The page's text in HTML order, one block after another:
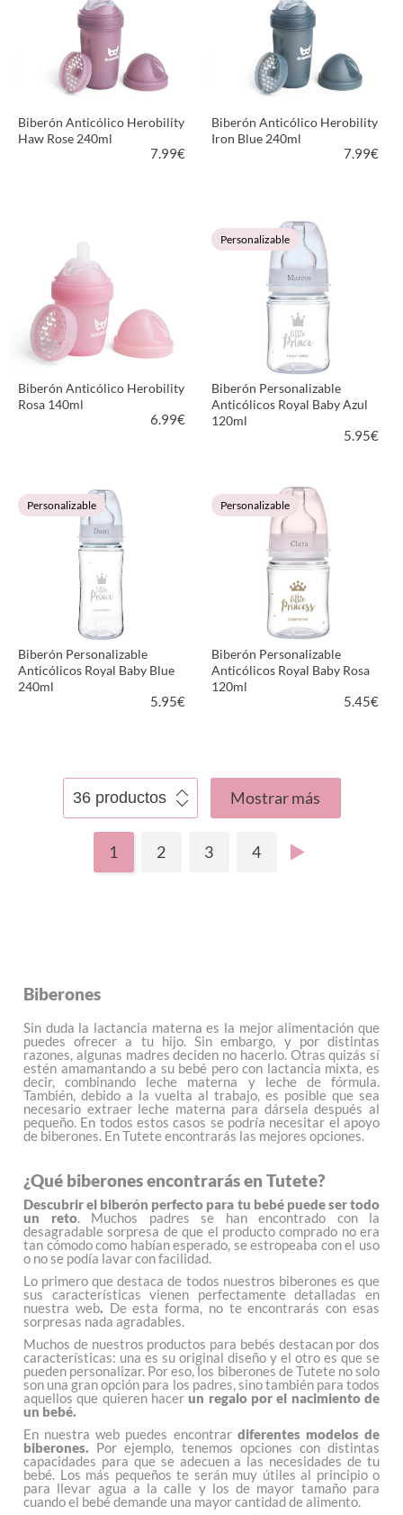
Biberón Anticólico Herobility
Haw Rose 240ml
7.99€
Biberón Anticólico Herobility
Iron Blue 240ml
7.99€
VER PRODUCTO
Biberón Anticólico Herobility
Rosa 140ml
6.99€
VER PRODUCTO
Personalizable
Biberón Personalizable
Anticólicos Royal Baby Azul
120ml
5.95€
VER PRODUCTO
Personalizable
Biberón Personalizable
Anticólicos Royal Baby Blue
240ml
5.95€
Personalizable
Biberón Personalizable
Anticólicos Royal Baby Rosa
120ml
5.45€
Mostrar más
1 2 3 4
Biberones
Sin duda la lactancia materna es la mejor alimentación que
puedes ofrecer a tu hijo. Sin embargo, y por distintas
razones, algunas madres deciden no hacerlo. Otras quizás sí
estén amamantando a su bebé pero con lactancia mixta, es
decir, combinando leche materna y leche de fórmula.
También, debido a la vuelta al trabajo, es posible que sea
necesario extraer leche materna para dársela después al
pequeño. En todos estos casos se podría necesitar el apoyo
de biberones. En Tutete encontrarás las mejores opciones.
¿Qué biberones encontrarás en Tutete?
Descubrir el biberón perfecto para tu bebé puede ser todo
un reto. Muchos padres se han encontrado con la
desagradable sorpresa de que el producto comprado no era
tan cómodo como habían esperado, se estropeaba con el uso
o no se podía lavar con facilidad.
Lo primero que destaca de todos nuestros biberones es que
sus características vienen perfectamente detalladas en
nuestra web. De esta forma, no te encontrarás con esas
sorpresas nada agradables.
Muchos de nuestros productos para bebés destacan por dos
características: una es su original diseño y el otro es que se
pueden personalizar. Por eso, los biberones de Tutete no solo
son una gran opción para los padres, sino también para todos
aquellos que quieren hacerun regalo por el nacimiento de
un bebé.
En nuestra web puedes encontrar diferentes modelos de
biberones. Por ejemplo, tenemos opciones con distintas
capacidades para que se adecuen a las necesidades de tu
bebé. Los más pequeños te serán muy útiles al principio o
para llevar agua a la calle y los de mayor tamaño para
cuando el bebé demande una mayor cantidad de alimento.